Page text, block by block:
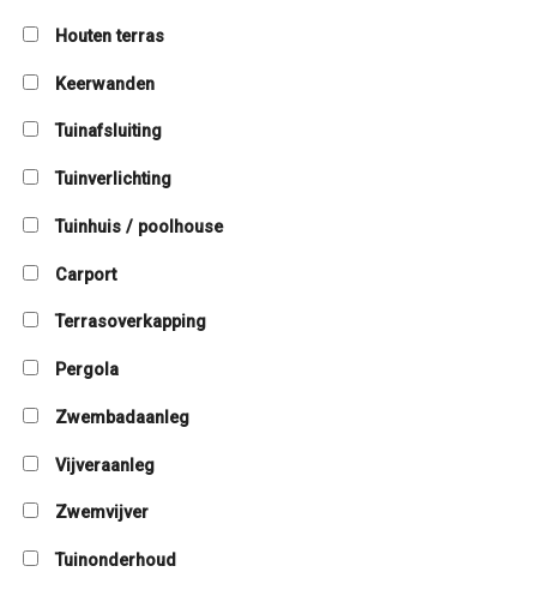
Houten terras
Keerwanden
Tuinafsluiting
Tuinverlichting
Tuinhuis / poolhouse
Carport
Terrasoverkapping
Pergola
Zwembadaanleg
Vijveraanleg
Zwemvijver
Tuinonderhoud